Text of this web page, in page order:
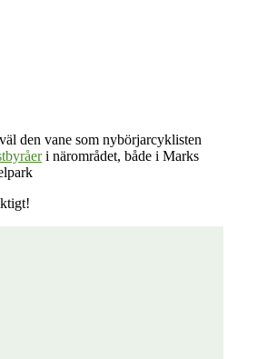
den vane som nybörjarcyklisten
i närområdet, både i Marks